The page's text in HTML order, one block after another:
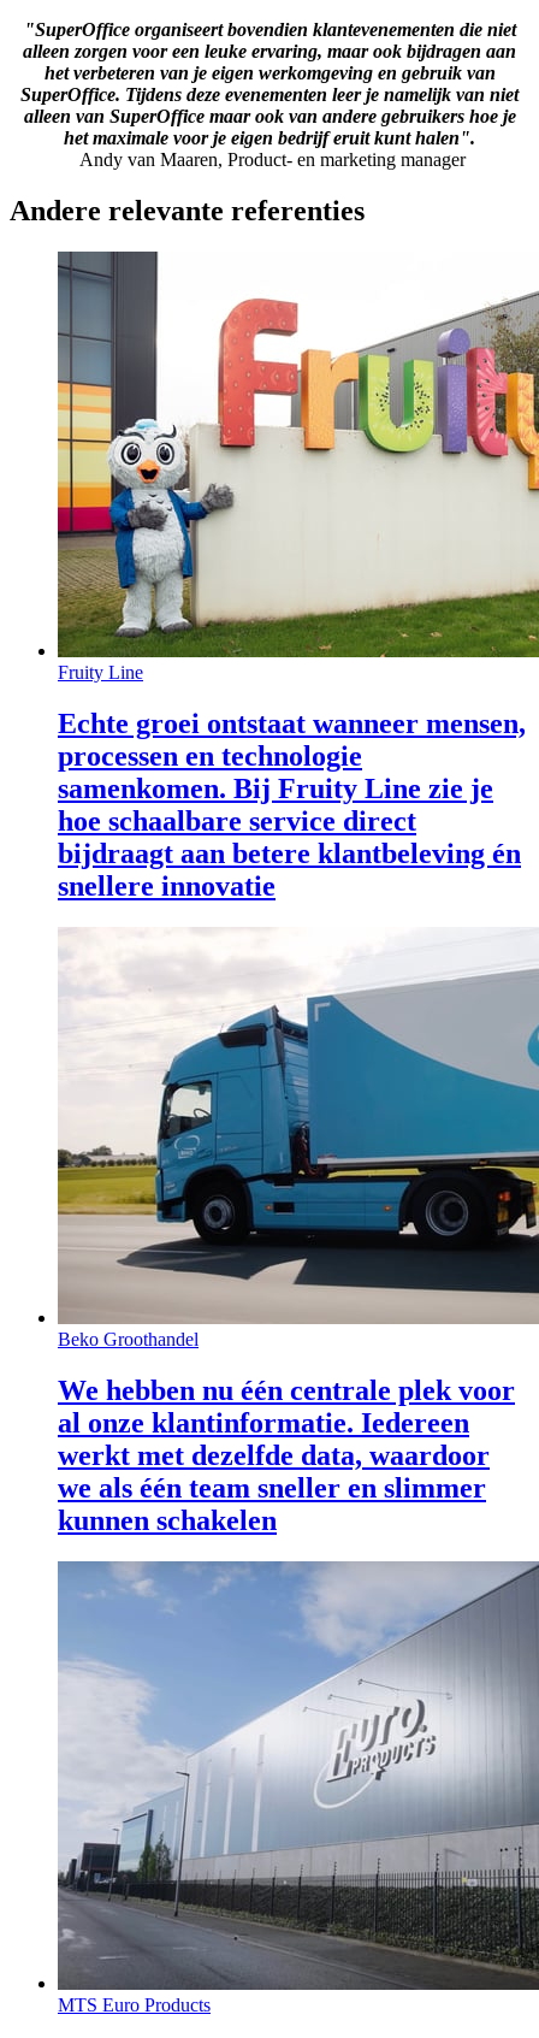
"SuperOffice organiseert bovendien klantevenementen die niet
alleen zorgen voor een leuke ervaring, maar ook bijdragen aan
het verbeteren van je eigen werkomgeving en gebruik van
SuperOffice. Tijdens deze evenementen leer je namelijk van niet
alleen van SuperOffice maar ook van andere gebruikers hoe je
het maximale voor je eigen bedrijf eruit kunt halen".
Andy van Maaren, Product- en marketing manager
Andere relevante referenties
Fruity Line
Echte groei ontstaat wanneer mensen,
processen en technologie
samenkomen. Bij Fruity Line zie je
hoe schaalbare service direct
bijdraagt aan betere klantbeleving én
snellere innovatie
Beko Groothandel
We hebben nu één centrale plek voor
al onze klantinformatie. Iedereen
werkt met dezelfde data, waardoor
we als één team sneller en slimmer
kunnen schakelen
MTS Euro Products